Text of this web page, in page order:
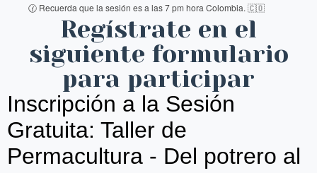
🕜 Recuerda que la sesión es a las 7 pm hora Colombia. 🇨🇴
Regístrate en el
siguiente formulario
para participar